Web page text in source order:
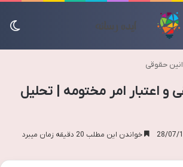
حقوقی
اعتبار امر مختومه | تحلیل
خواندن این مطلب 20 دقیقه زمان میبرد